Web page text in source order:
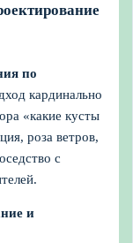
по
кардинально
«какие кусты
роза ветров,
с
и